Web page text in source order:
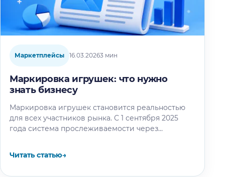
Маркетплейсы 16.03.20263 мин
Маркировка игрушек: что нужно
знать бизнесу
Маркировка игрушек становится реальностью
для всех участников рынка. С 1 сентября 2025
года система прослеживаемости через
Читать статью→